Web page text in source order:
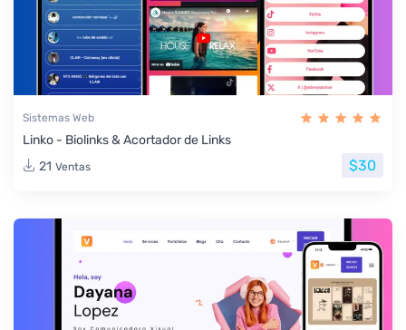
Sistemas Web
Linko - Biolinks & Acortador de Links
21 Ventas $30